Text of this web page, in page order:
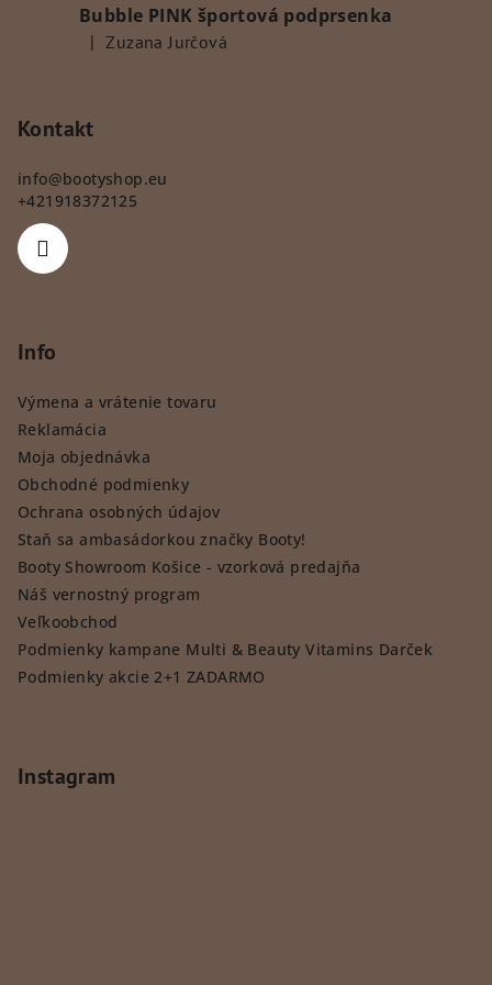
Bubble PINK športová podprsenka
Hodnotenie produktu je 5 z 5 hviezdičiek.
| Zuzana Jurčová
Kontakt
info@bootyshop.eu
+421918372125
Info
Výmena a vrátenie tovaru
Reklamácia
Moja objednávka
Obchodné podmienky
Ochrana osobných údajov
Staň sa ambasádorkou značky Booty!
Booty Showroom Košice - vzorková predajňa
Náš vernostný program
Veľkoobchod
Podmienky kampane Multi & Beauty Vitamins Darček
Podmienky akcie 2+1 ZADARMO
Instagram